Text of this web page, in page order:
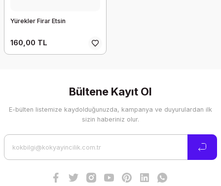
Yürekler Firar Etsin
160,00 TL
Bültene Kayıt Ol
E-bülten listemize kaydolduğunuzda, kampanya ve duyurulardan ilk
sizin haberiniz olur.